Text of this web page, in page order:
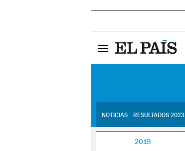
NOTICIAS RESULTADOS 2023
2019